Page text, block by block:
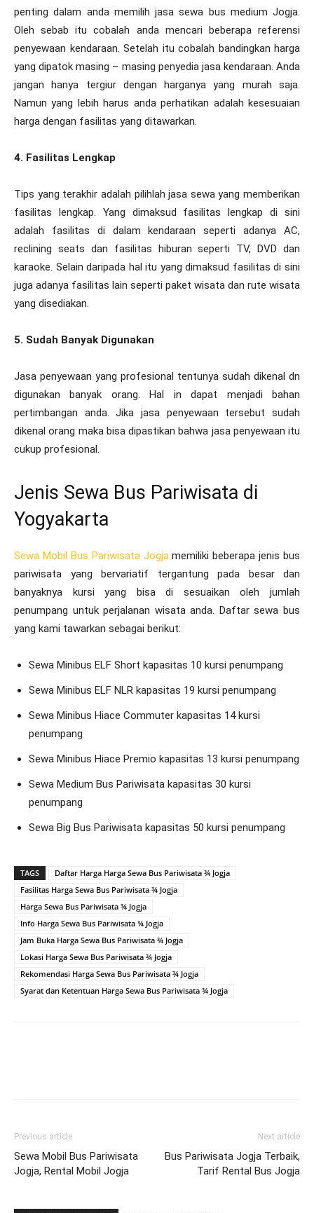
penting dalam anda memilih jasa sewa bus medium Jogja.
Oleh sebab itu cobalah anda mencari beberapa referensi
penyewaan kendaraan. Setelah itu cobalah bandingkan harga
yang dipatok masing – masing penyedia jasa kendaraan. Anda
jangan hanya tergiur dengan harganya yang murah saja.
Namun yang lebih harus anda perhatikan adalah kesesuaian
harga dengan fasilitas yang ditawarkan.
4. Fasilitas Lengkap
Tips yang terakhir adalah pilihlah jasa sewa yang memberikan
fasilitas lengkap. Yang dimaksud fasilitas lengkap di sini
adalah fasilitas di dalam kendaraan seperti adanya AC,
reclining seats dan fasilitas hiburan seperti TV, DVD dan
karaoke. Selain daripada hal itu yang dimaksud fasilitas di sini
juga adanya fasilitas lain seperti paket wisata dan rute wisata
yang disediakan.
5. Sudah Banyak Digunakan
Jasa penyewaan yang profesional tentunya sudah dikenal dn
digunakan banyak orang. Hal in dapat menjadi bahan
pertimbangan anda. Jika jasa penyewaan tersebut sudah
dikenal orang maka bisa dipastikan bahwa jasa penyewaan itu
cukup profesional.
Jenis Sewa Bus Pariwisata di
Yogyakarta
Sewa Mobil Bus Pariwisata Jogjamemiliki beberapa jenis bus
pariwisata yang bervariatif tergantung pada besar dan
banyaknya kursi yang bisa di sesuaikan oleh jumlah
penumpang untuk perjalanan wisata anda. Daftar sewa bus
yang kami tawarkan sebagai berikut:
Sewa Minibus ELF Short kapasitas 10 kursi penumpang
Sewa Minibus ELF NLR kapasitas 19 kursi penumpang
Sewa Minibus Hiace Commuter kapasitas 14 kursi
penumpang
Sewa Minibus Hiace Premio kapasitas 13 kursi penumpang
Sewa Medium Bus Pariwisata kapasitas 30 kursi
penumpang
Sewa Big Bus Pariwisata kapasitas 50 kursi penumpang
TAGS
Daftar Harga Harga Sewa Bus Pariwisata ¾ Jogja
Fasilitas Harga Sewa Bus Pariwisata ¾ Jogja
Harga Sewa Bus Pariwisata ¾ Jogja
Info Harga Sewa Bus Pariwisata ¾ Jogja
Jam Buka Harga Sewa Bus Pariwisata ¾ Jogja
Lokasi Harga Sewa Bus Pariwisata ¾ Jogja
Rekomendasi Harga Sewa Bus Pariwisata ¾ Jogja
Syarat dan Ketentuan Harga Sewa Bus Pariwisata ¾ Jogja
Previous article
Sewa Mobil Bus Pariwisata
Jogja, Rental Mobil Jogja
Next article
Bus Pariwisata Jogja Terbaik,
Tarif Rental Bus Jogja